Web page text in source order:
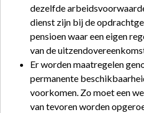
dezelfde
dienst zijn bij de
pensioen waar een eigen
van de
Er worden maatregelen
permanente
voorkomen. Zo moet een
van tevoren worden